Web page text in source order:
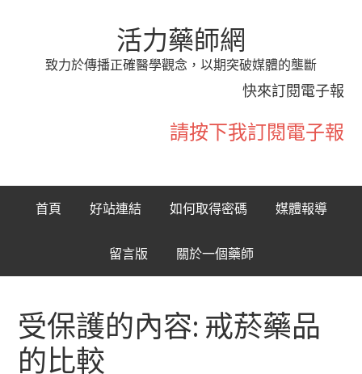
活力藥師網
致力於傳播正確醫學觀念，以期突破媒體的壟斷
快來訂閱電子報
請按下我訂閱電子報
首頁 好站連結 如何取得密碼 媒體報導
留言版 關於一個藥師
受保護的內容: 戒菸藥品
的比較